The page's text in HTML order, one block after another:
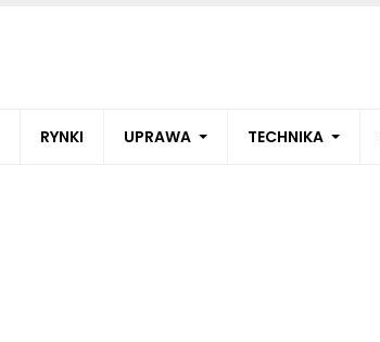
RYNKI UPRAWA TECHNIKA